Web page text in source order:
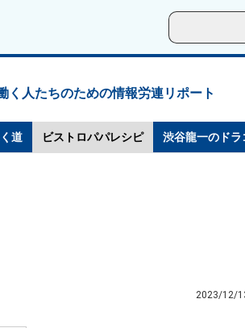
く人たちのための情報労連リポート
道 ビストロパパレシピ 渋谷龍一のドラ
2023/12/